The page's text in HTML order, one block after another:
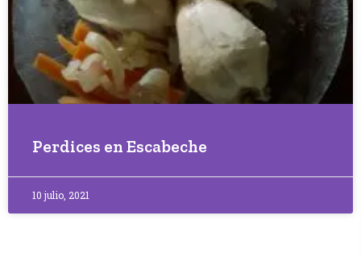
Perdices en Escabeche
10 julio, 2021